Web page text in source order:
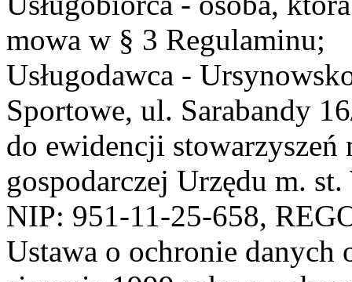
mowa w § 3 Regulaminu;
Usługodawca -
Sportowe, ul. Sarabandy
do ewidencji stowarzyszeń
gospodarczej Urzędu m.
NIP: 951-11-25-658,
Ustawa o ochronie danych